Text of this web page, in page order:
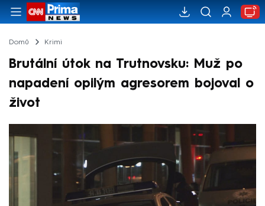
Domů Krimi
Brutální útok na Trutnovsku: Muž po
napadení opilým agresorem bojoval o
život